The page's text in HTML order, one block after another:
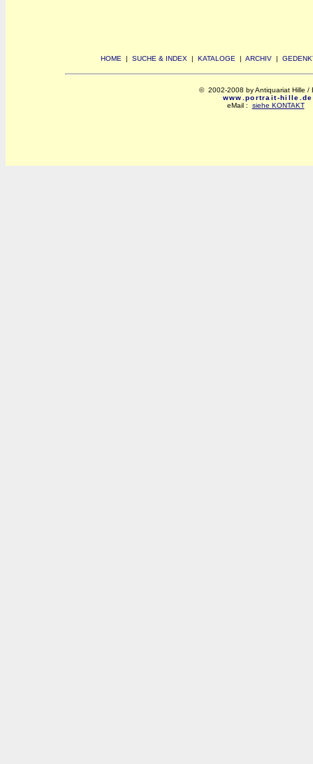
HOME | SUCHE & INDEX | KATALOGE | ARCHIV |
© 2002-2008 by Antiquariat Hille /
www.portrait-hille.de
eMail : siehe KONTAKT